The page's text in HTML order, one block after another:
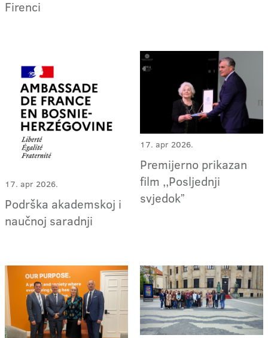
Firenci
17. apr 2026.
Podrška akademskoj i
naučnoj saradnji
17. apr 2026.
Premijerno prikazan
film ,,Posljednji
svjedokˮ